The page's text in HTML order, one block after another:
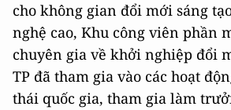
cho không gian đổi mới sáng
nghệ cao, Khu công viên phần
chuyên gia về khởi nghiệp đổi
TP đã tham gia vào các hoạt
thái quốc gia, tham gia làm